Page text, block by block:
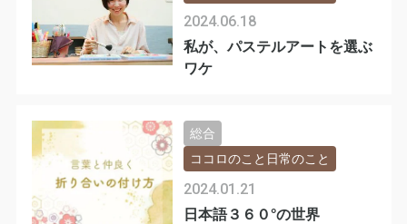
私が、パステルアートを選ぶ
ワケ
2024.06.18
日本語３６０°の世界
2024.01.21
総合
ココロのこと日常のこと